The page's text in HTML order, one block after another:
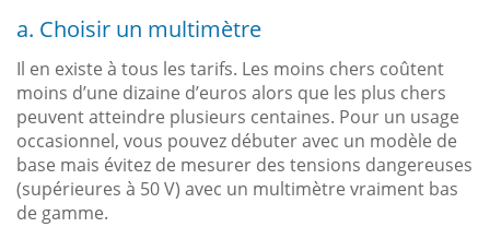
a. Choisir un multimètre
Il en existe à tous les tarifs. Les moins chers coûtent
moins d’une dizaine d’euros alors que les plus chers
peuvent atteindre plusieurs centaines. Pour un usage
occasionnel, vous pouvez débuter avec un modèle de
base mais évitez de mesurer des tensions dangereuses
(supérieures à 50 V) avec un multimètre vraiment bas
de gamme.